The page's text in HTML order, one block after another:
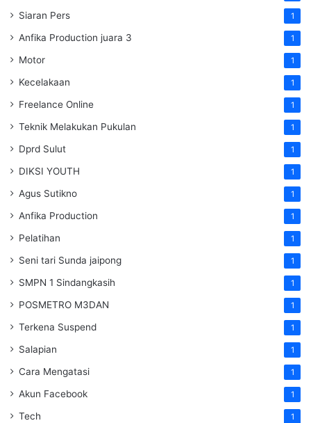
Siaran Pers 1
Anfika Production juara 3 1
Motor 1
Kecelakaan 1
Freelance Online 1
Teknik Melakukan Pukulan 1
Dprd Sulut 1
DIKSI YOUTH 1
Agus Sutikno 1
Anfika Production 1
Pelatihan 1
Seni tari Sunda jaipong 1
SMPN 1 Sindangkasih 1
POSMETRO M3DAN 1
Terkena Suspend 1
Salapian 1
Cara Mengatasi 1
Akun Facebook 1
Tech 1